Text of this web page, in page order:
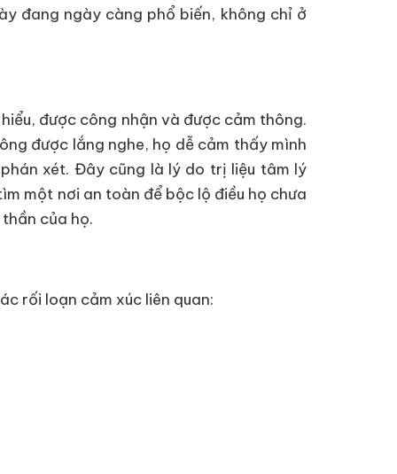
đang ngày càng phổ biến, không chỉ ở
được công nhận và được cảm thông.
được lắng nghe, họ dễ cảm thấy mình
xét. Đây cũng là lý do trị liệu tâm lý
một nơi an toàn để bộc lộ điều họ chưa
của họ.
rối loạn cảm xúc liên quan: